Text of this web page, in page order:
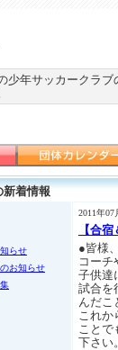
少年サッカークラ
新着情報
らせ
お知らせ
2011年07
【合
●皆様
コーチ
子供達
試合を
んだこ
これか
ことで
下さい。